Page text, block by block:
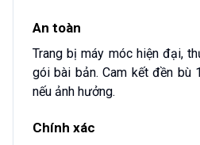
An toàn
Trang bị máy móc hiện đại,
gói bài bản. Cam kết đền bù
nếu ảnh hưởng.
Chính xác